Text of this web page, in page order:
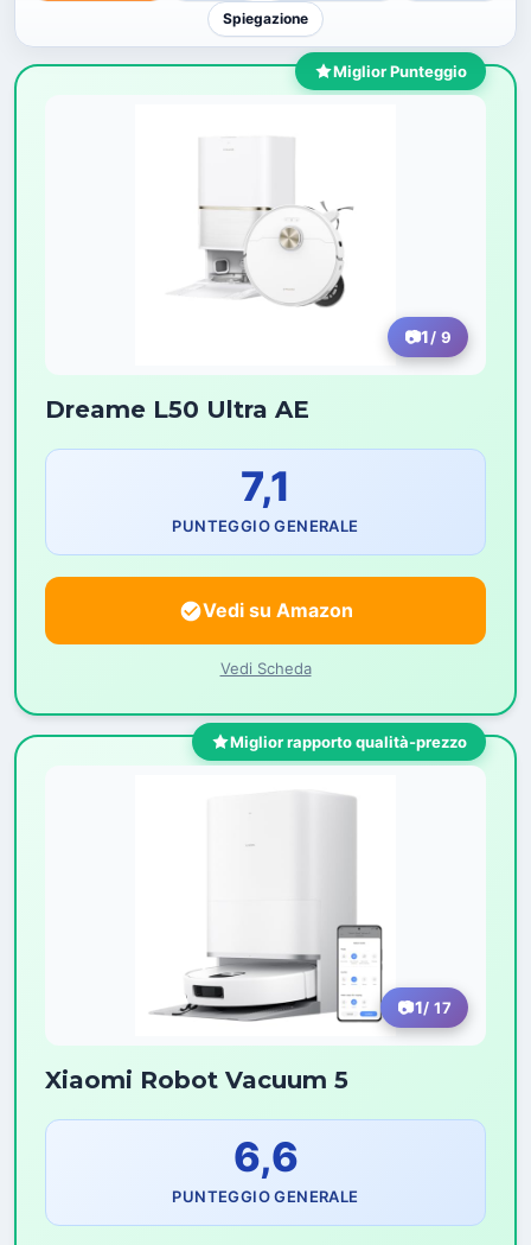
Spiegazione
Miglior Punteggio
1/ 9
Dreame L50 Ultra AE
7,1
PUNTEGGIO GENERALE
Vedi su Amazon
Vedi Scheda
Miglior rapporto qualità-prezzo
1/ 17
Xiaomi Robot Vacuum 5
6,6
PUNTEGGIO GENERALE